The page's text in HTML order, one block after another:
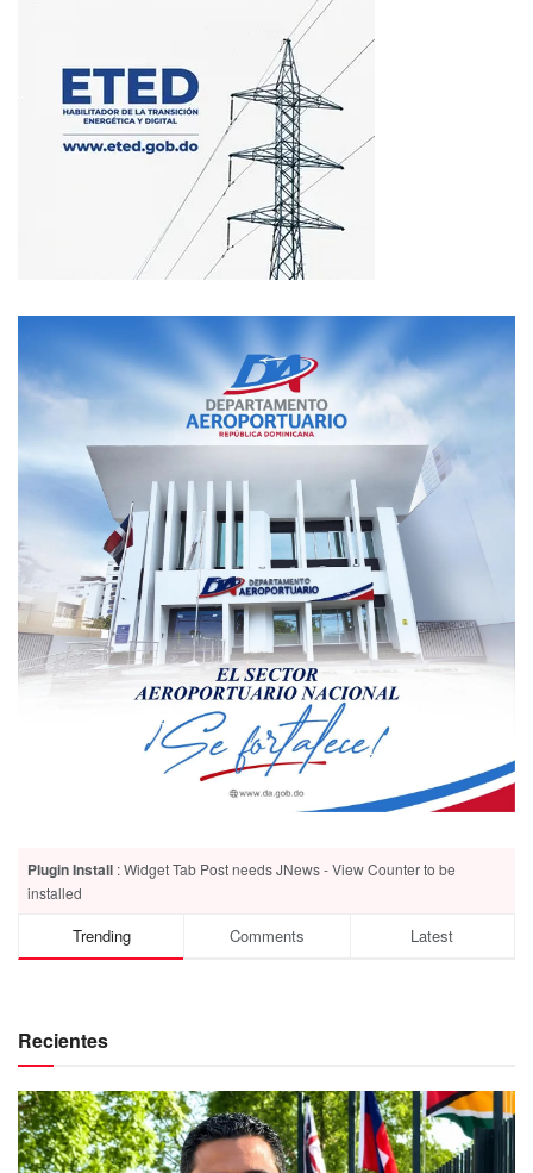
Plugin Install : Widget Tab Post needs JNews - View Counter to be
installed
Trending Comments Latest
Recientes